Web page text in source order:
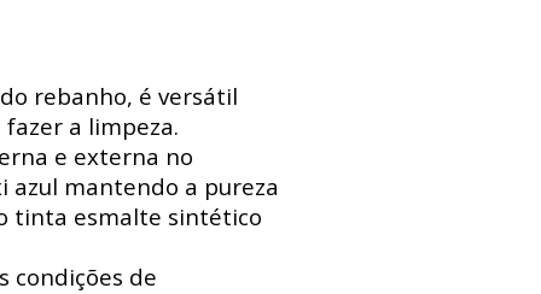
rebanho, é versátil
a limpeza.
e externa no
azul mantendo a pureza
tinta esmalte sintético
condições de